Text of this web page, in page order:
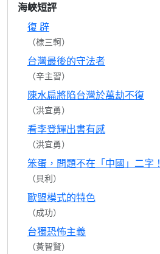
海峽短評
復 辟
（棣三軻）
台灣最後的守法者
（辛主習）
陳水扁將陷台灣於萬劫不復
（洪宜勇）
看李登輝出書有感
（洪宜勇）
笨蛋，問題不在「中國」二字！
（貝利）
歐盟模式的特色
（成功）
台獨恐怖主義
（黃智賢）